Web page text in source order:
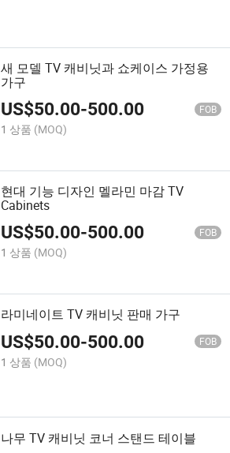
새 모델 TV 캐비닛과 쇼케이스 가정용
가구
US$50.00-500.00 FOB
1 상품 (MOQ)
현대 기능 디자인 멜라민 마감 TV
Cabinets
US$50.00-500.00 FOB
1 상품 (MOQ)
라미네이트 TV 캐비닛 판매 가구
US$50.00-500.00 FOB
1 상품 (MOQ)
나무 TV 캐비닛 코너 스탠드 테이블